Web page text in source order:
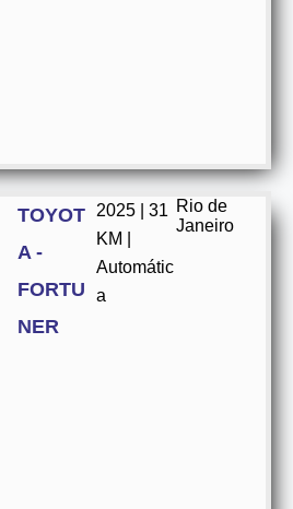
TOYOT
A -
FORTU
NER
2025 | 31
KM |
Automátic
a
Rio de
Janeiro